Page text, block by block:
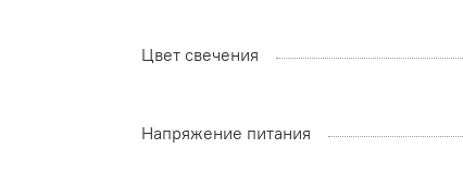
Цвет свечения
Напряжение питания